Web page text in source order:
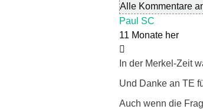
Alle Kommentare
Paul SC
11 Monate her
In der Merkel-Zeit
Und Danke an TE
Auch wenn die